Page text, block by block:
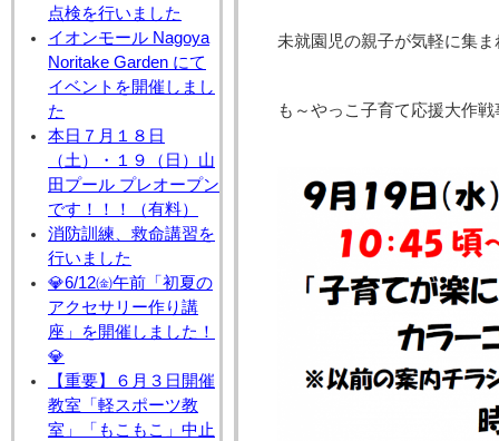
点検を行いました
イオンモール Nagoya
Noritake Garden にて
イベントを開催しまし
た
本日７月１８日
（土）・１９（日）山
田プール プレオープン
です！！！（有料）
消防訓練、救命講習を
行いました
💎6/12㈮午前「初夏の
アクセサリー作り講
座」を開催しました！
💎
【重要】６月３日開催
教室「軽スポーツ教
室」「もこもこ」中止
未就園児の親子が気軽に集
も～やっこ子育て応援大作